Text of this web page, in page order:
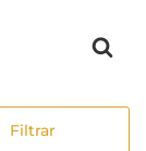
Filtrar